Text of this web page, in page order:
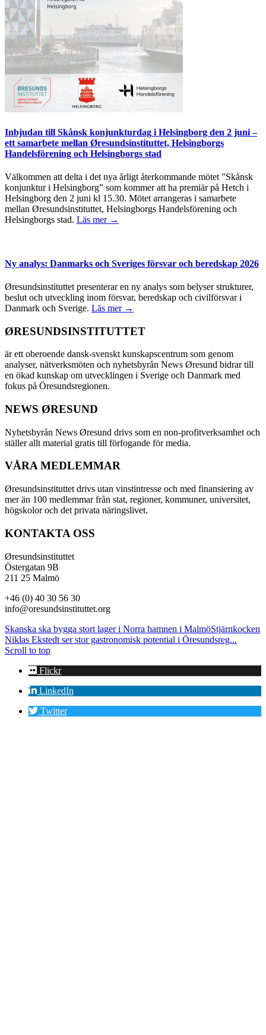
Inbjudan till Skånsk konjunkturdag i Helsingborg den 2 juni –
ett samarbete mellan Øresundsinstituttet, Helsingborgs
Handelsförening och Helsingborgs stad
Välkommen att delta i det nya årligt återkommande mötet ”Skånsk
konjunktur i Helsingborg” som kommer att ha premiär på Hetch i
Helsingborg den 2 juni kl 15.30. Mötet arrangeras i samarbete
mellan Øresundsinstituttet, Helsingborgs Handelsförening och
Helsingborgs stad. Läs mer →
Ny analys: Danmarks och Sveriges försvar och beredskap 2026
Øresundsinstituttet presenterar en ny analys som belyser strukturer,
beslut och utveckling inom försvar, beredskap och civilförsvar i
Danmark och Sverige. Läs mer →
ØRESUNDSINSTITUTTET
är ett oberoende dansk-svenskt kunskapscentrum som genom
analyser, nätverksmöten och nyhetsbyrån News Øresund bidrar till
en ökad kunskap om utvecklingen i Sverige och Danmark med
fokus på Öresundsregionen.
NEWS ØRESUND
Nyhetsbyrån News Øresund drivs som en non-profitverksamhet och
ställer allt material gratis till förfogande för media.
VÅRA MEDLEMMAR
Øresundsinstituttet drivs utan vinst­intresse och med finansiering av
mer än 100 medlemmar från stat, regioner, kommuner, universitet,
högskolor och det privata näringslivet.
KONTAKTA OSS
Øresundsinstituttet
Östergatan 9B
211 25 Malmö
+46 (0) 40 30 56 30
info@oresundsinstituttet.org
Skanska ska bygga stort lager i Norra hamnen i MalmöStjärnkocken
Niklas Ekstedt ser stor gastronomisk potential i Öresundsreg...
Scroll to top
Flickr
LinkedIn
Twitter